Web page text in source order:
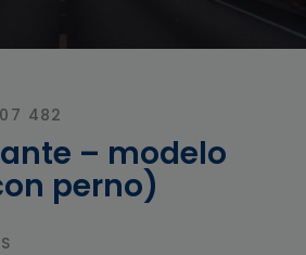
482
– modelo
perno)